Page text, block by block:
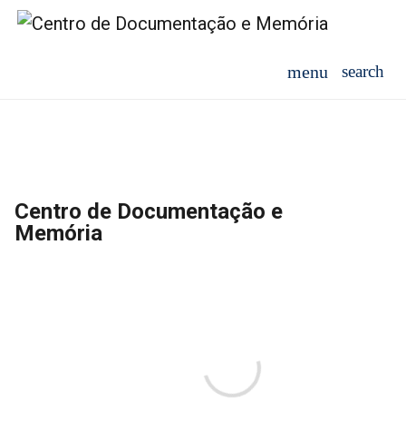
Centro de Documentação e
Memória